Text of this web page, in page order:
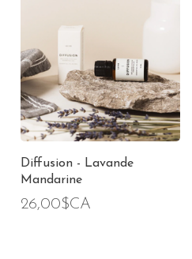
Diffusion - Lavande
Mandarine
26,00$CA